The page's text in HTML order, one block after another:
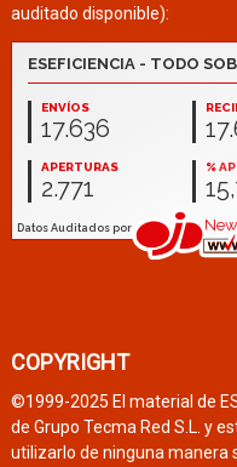
auditado disponible):
COPYRIGHT
©1999-2025 El material de
de Grupo Tecma Red S.L. y
utilizarlo de ninguna manera